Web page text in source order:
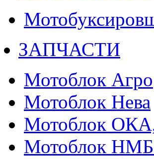
ЗАПЧАСТИ
Мотоблок Агро
Мотоблок Нева
Мотоблок
Мотоблок